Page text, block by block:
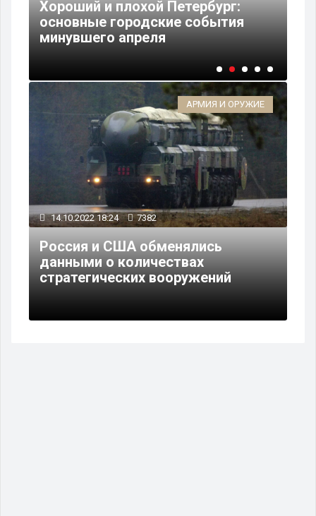
Хороший и плохой Петербург:
основные городские события
минувшего апреля
АРМИЯ И ОРУЖИЕ
14.10.2022 18:24 7382
Россия и США обменялись
данными о количествах
стратегических вооружений